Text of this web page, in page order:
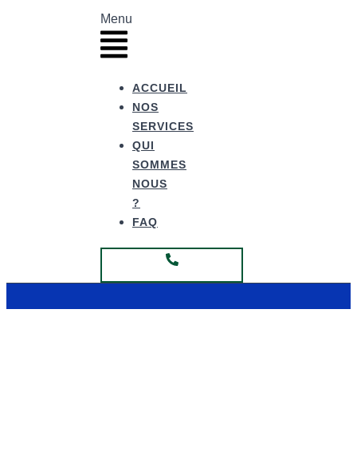
Menu
ACCUEIL
NOS
SERVICES
QUI
SOMMES
NOUS
?
FAQ